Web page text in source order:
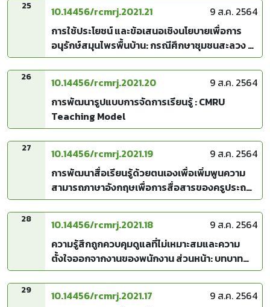
การศึกษาขั้นพื้นฐาน
25 10.14456/rcmrj.2021.21
9 ส.ค. 2564
การใช้ประโยชน์ และข้อเสนอเชิงนโยบายเพื่อการ
อนุรักษ์สมุนไพรพื้นบ้าน: กรณีศึกษาชุมชนสะลวง ขี้
เหล็ก อำเภอแม่ริม จังหวัดเชียงใหม่
26 10.14456/rcmrj.2021.20
9 ส.ค. 2564
การพัฒนารูปแบบการจัดการเรียนรู้ : CMRU
Teaching Model
27 10.14456/rcmrj.2021.19
9 ส.ค. 2564
การพัฒนาสื่อเรียนรู้ด้วยตนเองเพื่อเพิ่มพูนความ
สามารถภาษาอังกฤษเพื่อการสื่อสารของครูประถม
ศึกษาในบริบทการใช้ภาษาอังกฤษเป็นภาษาต่าง
ประเทศ
28 10.14456/rcmrj.2021.18
9 ส.ค. 2564
ความรู้สึกถูกควบคุมดูแลที่ไม่เหมาะสมและความ
ตั้งใจออกจากงานของพนักงาน ส่วนหน้า: บทบาท
การส่งผ่านของตัวแปรความเครียดจากการทำงาน
29 10.14456/rcmrj.2021.17
9 ส.ค. 2564